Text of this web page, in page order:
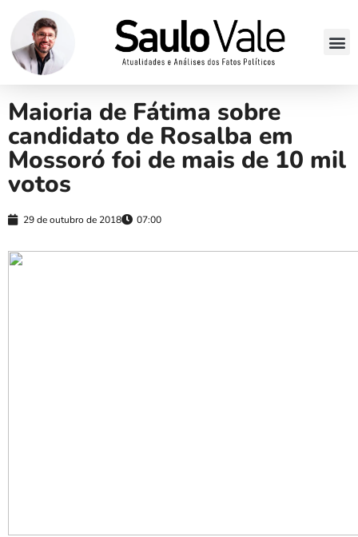
Maioria de Fátima sobre
candidato de Rosalba em
Mossoró foi de mais de 10 mil
votos
29 de outubro de 2018 07:00